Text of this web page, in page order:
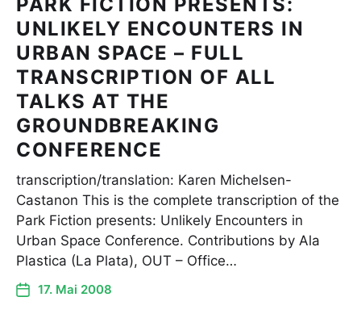
UNLIKELY ENCOUNTERS IN
URBAN SPACE – FULL
TRANSCRIPTION OF ALL
TALKS AT THE
GROUNDBREAKING
CONFERENCE
transcription/translation: Karen Michelsen-
Castanon This is the complete transcription of the
Park Fiction presents: Unlikely Encounters in
Urban Space Conference. Contributions by Ala
Plastica (La Plata), OUT – Office…
17. Mai 2008